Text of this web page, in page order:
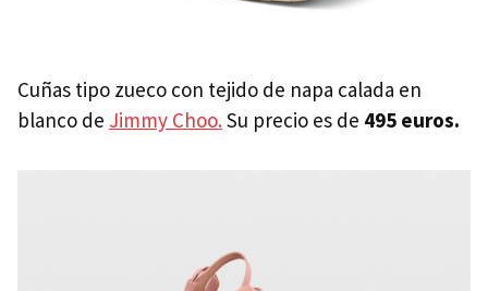
Cuñas tipo zueco con tejido de napa calada en
blanco de Jimmy Choo.Su precio es de 495 euros.